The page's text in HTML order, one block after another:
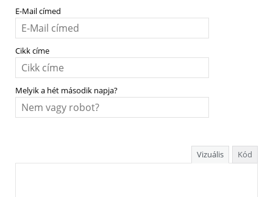
E-Mail címed
Cikk címe
Melyik a hét második napja?
Vizuális Kód